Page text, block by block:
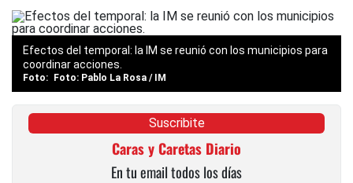
Efectos del temporal: la IM se reunió con los municipios para
coordinar acciones.
Foto: Pablo La Rosa / IM
Suscribite
Caras y Caretas Diario
En tu email todos los días